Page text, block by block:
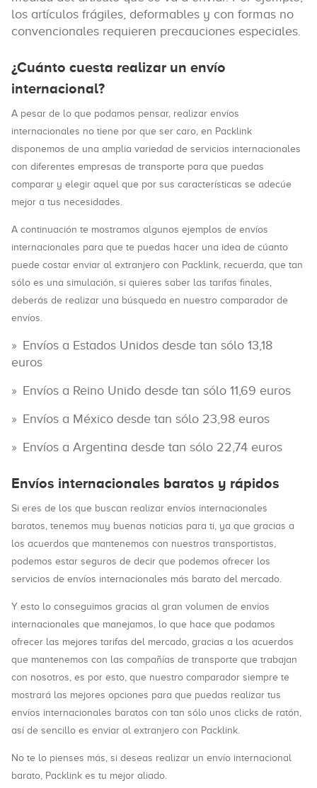
los artículos frágiles, deformables y con formas no
convencionales requieren precauciones especiales.
¿Cuánto cuesta realizar un envío
internacional?
A pesar de lo que podamos pensar, realizar envíos
internacionales no tiene por que ser caro, en Packlink
disponemos de una amplia variedad de servicios internacionales
con diferentes empresas de transporte para que puedas
comparar y elegir aquel que por sus características se adecúe
mejor a tus necesidades.
A continuación te mostramos algunos ejemplos de envíos
internacionales para que te puedas hacer una idea de cúanto
puede costar enviar al extranjero con Packlink, recuerda, que tan
sólo es una simulación, si quieres saber las tarifas finales,
deberás de realizar una búsqueda en nuestro comparador de
envíos.
Envíos a Estados Unidos desde tan sólo 13,18
euros
Envíos a Reino Unido desde tan sólo 11,69 euros
Envíos a México desde tan sólo 23,98 euros
Envíos a Argentina desde tan sólo 22,74 euros
Envíos internacionales baratos y rápidos
Si eres de los que buscan realizar envíos internacionales
baratos, tenemos muy buenas noticias para ti, ya que gracias a
los acuerdos que mantenemos con nuestros transportistas,
podemos estar seguros de decir que podemos ofrecer los
servicios de envíos internacionales más barato del mercado.
Y esto lo conseguimos gracias al gran volumen de envíos
internacionales que manejamos, lo que hace que podamos
ofrecer las mejores tarifas del mercado, gracias a los acuerdos
que mantenemos con las compañías de transporte que trabajan
con nosotros, es por esto, que nuestro comparador siempre te
mostrará las mejores opciones para que puedas realizar tus
envíos internacionales baratos con tan sólo unos clicks de ratón,
así de sencillo es enviar al extranjero con Packlink.
No te lo pienses más, si deseas realizar un envío internacional
barato, Packlink es tu mejor aliado.